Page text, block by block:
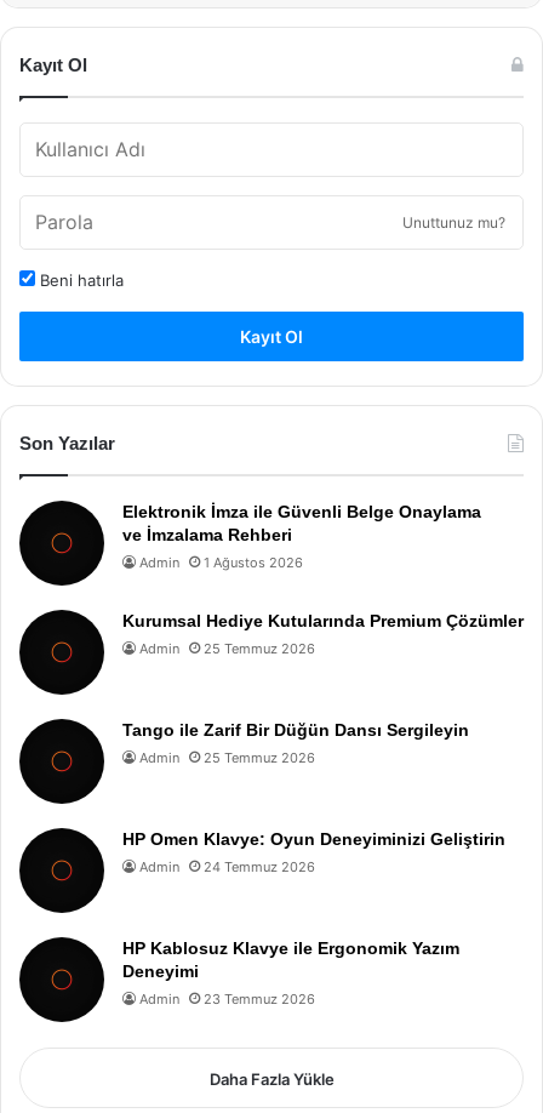
Kayıt Ol
Unuttunuz mu?
Beni hatırla
Kayıt Ol
Son Yazılar
Elektronik İmza ile Güvenli Belge Onaylama
ve İmzalama Rehberi
Admin 1 Ağustos 2026
Kurumsal Hediye Kutularında Premium Çözümler
Admin 25 Temmuz 2026
Tango ile Zarif Bir Düğün Dansı Sergileyin
Admin 25 Temmuz 2026
HP Omen Klavye: Oyun Deneyiminizi Geliştirin
Admin 24 Temmuz 2026
HP Kablosuz Klavye ile Ergonomik Yazım
Deneyimi
Admin 23 Temmuz 2026
Daha Fazla Yükle